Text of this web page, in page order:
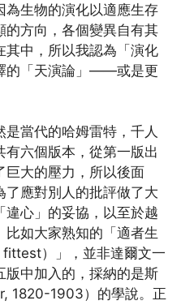
為生物的演化以適應生存
的方向，各個變異自有其
其中，所以我認為「演化
「天演論」——或是更
當代的哈姆雷特，千人
六個版本，從第一版出
巨大的壓力，所以後面
了應對別人的批評做了大
心」的妥協，以至於越
如大家熟知的「適者生
）」，並非達爾文一
版中加入的，採納的是斯
1820-1903）的學說。正